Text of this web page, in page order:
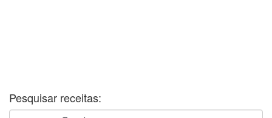
Pesquisar receitas: